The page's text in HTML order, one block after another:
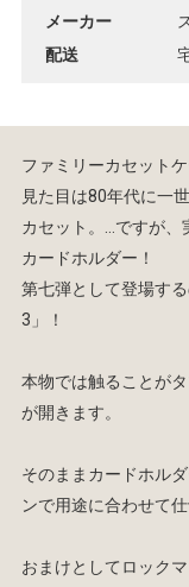
メーカー
配送
ファミリーカセット
見た目は80年代に一
カセット。…ですが、
カードホルダー！
第七弾として登場す
3」！
本物では触ることが
が開きます。
そのままカードホル
ンで用途に合わせて
おまけとしてロック